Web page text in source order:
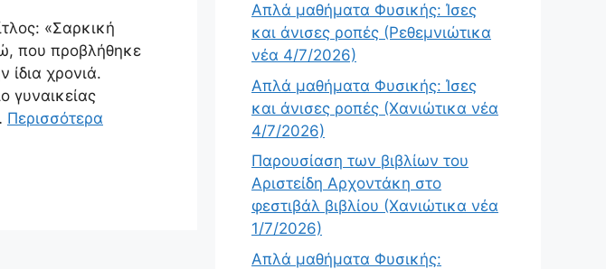
«Σαρκική
που προβλήθηκε
ίδια χρονιά.
γυναικείας
Περισσότερα
Απλά μαθήματα Φυσικής: Ίσες
και άνισες ροπές (Ρεθεμνιώτικα
νέα 4/7/2026)
Απλά μαθήματα Φυσικής: Ίσες
και άνισες ροπές (Χανιώτικα νέα
4/7/2026)
Παρουσίαση των βιβλίων του
Αριστείδη Αρχοντάκη στο
φεστιβάλ βιβλίου (Χανιώτικα νέα
1/7/2026)
Απλά μαθήματα Φυσικής: